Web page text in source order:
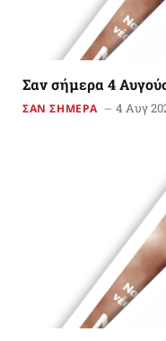
Σαν σήμερα 4
ΣΑΝ ΣΗΜΕΡΑ 4 Αυγ